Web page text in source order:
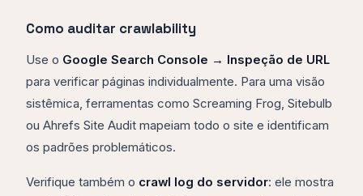
Como auditar crawlability
Use o Google Search Console → Inspeção de URL
para verificar páginas individualmente. Para uma visão
sistêmica, ferramentas como Screaming Frog, Sitebulb
ou Ahrefs Site Audit mapeiam todo o site e identificam
os padrões problemáticos.
Verifique também o crawl log do servidor: ele mostra